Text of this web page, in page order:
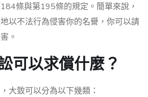
條與第195條的規定。簡單來說，
以不法行為侵害你的名譽，你可以請
。
可以求償什麼？
大致可以分為以下幾類：